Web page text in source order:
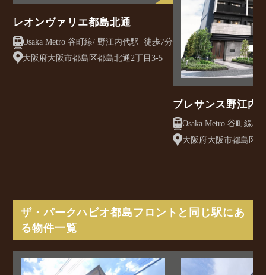
レオンヴァリエ都島北通
Osaka Metro 谷町線/ 野江内代駅 徒歩7分
大阪府大阪市都島区都島北通2丁目3-5
プレサンス野江内
大阪府大阪市都島区
ザ・パークハビオ都島フロントと同じ駅にあ
る物件一覧